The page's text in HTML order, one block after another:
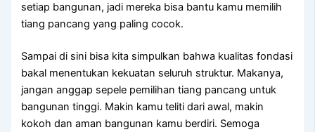
setiap bangunan, jadi mereka bisa bantu kamu memilih
tiang pancang yang paling cocok.
Sampai di sini bisa kita simpulkan bahwa kualitas fondasi
bakal menentukan kekuatan seluruh struktur. Makanya,
jangan anggap sepele pemilihan tiang pancang untuk
bangunan tinggi. Makin kamu teliti dari awal, makin
kokoh dan aman bangunan kamu berdiri. Semoga